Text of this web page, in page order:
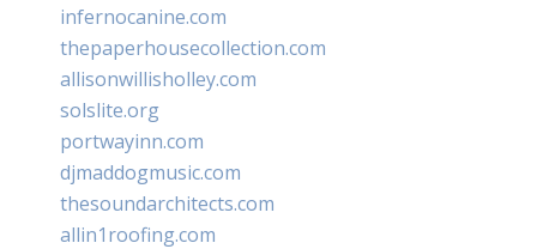
infernocanine.com
thepaperhousecollection.com
allisonwillisholley.com
solslite.org
portwayinn.com
djmaddogmusic.com
thesoundarchitects.com
allin1roofing.com